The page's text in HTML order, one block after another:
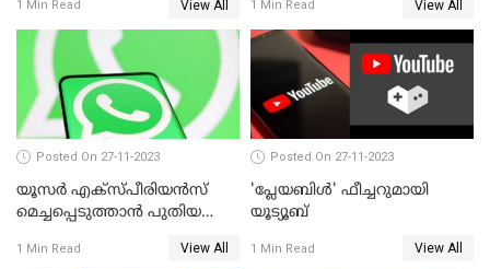
പൊലീസ്
1 Min Read View All 1 Min Read View All
Posted On 27-11-2023
യൂസര്‍ എക്‌സ്പീരിയന്‍സ്
മെച്ചപ്പെടുത്താന്‍ പുതിയ
1 Min Read View All
Posted On 27-11-2023
'പ്ലേയബിള്‍' ഫീച്ചറുമായി
യൂട്യൂബ്
1 Min Read View All